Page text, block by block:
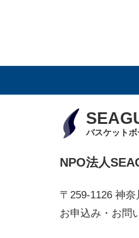
バスケット
NPO法人
〒259-1126 神
お申込み・お問